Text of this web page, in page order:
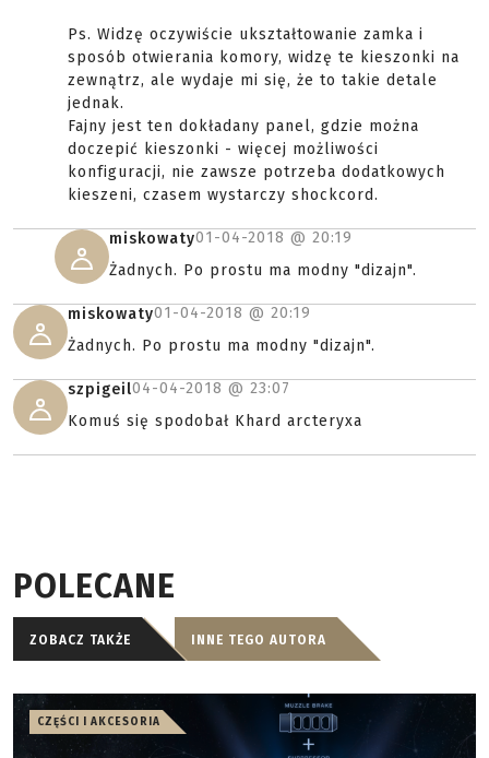
Ps. Widzę oczywiście ukształtowanie zamka i
sposób otwierania komory, widzę te kieszonki na
zewnątrz, ale wydaje mi się, że to takie detale
jednak.
Fajny jest ten dokładany panel, gdzie można
doczepić kieszonki - więcej możliwości
konfiguracji, nie zawsze potrzeba dodatkowych
kieszeni, czasem wystarczy shockcord.
miskowaty01-04-2018 @ 20:19
Żadnych. Po prostu ma modny "dizajn".
miskowaty01-04-2018 @ 20:19
Żadnych. Po prostu ma modny "dizajn".
szpigeil04-04-2018 @ 23:07
Komuś się spodobał Khard arcteryxa
POLECANE
ZOBACZ TAKŻE INNE TEGO AUTORA
CZĘŚCI I AKCESORIA